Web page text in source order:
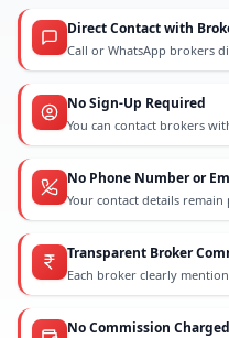
Direct Contact with
Call or WhatsApp brokers
No Sign-Up Required
You can contact brokers
No Phone Number or
Your contact details remain
Transparent Broker
Each broker clearly
No Commission